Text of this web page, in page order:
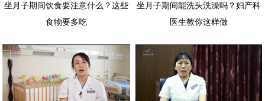
坐月子期间饮食要注意什么？这些
食物要多吃
坐月子期间能洗头洗澡吗？妇产科
医生教你这样做